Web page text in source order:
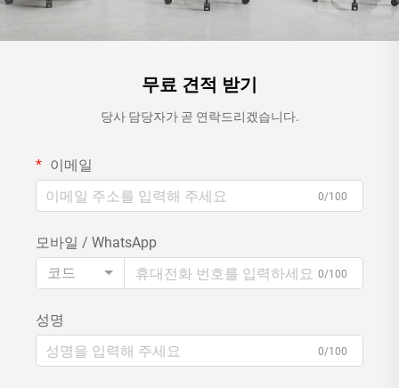
무료 견적 받기
당사 담당자가 곧 연락드리겠습니다.
이메일
0/100
모바일 / WhatsApp
코드
0/100
성명
0/100